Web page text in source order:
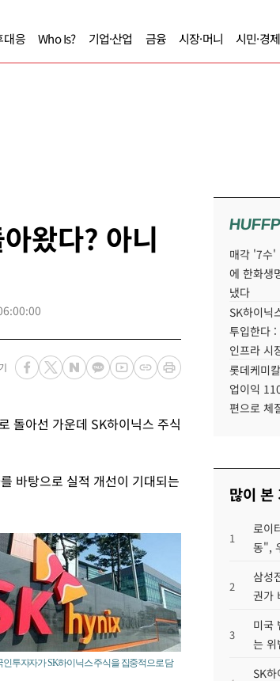
대응 Who Is? 기업·산업 금융 시장·머니 시민·경제
왔다? 아니
돌아선 가운데 SK하이닉스 주식
바탕으로 실적 개선이 기대되는
인투자자가 SK하이닉스 주식을 집중적으로 담
매각 '7수'
에 한화생
냈다
SK하이닉
투입한다
인프라 시
롯데케미
업이익
편으로 체
많이 본
1
로이
동",
2
삼성
권가
3
미국
는 위
SK